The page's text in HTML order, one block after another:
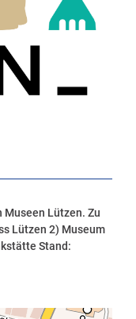
Lützen. Zu
Lützen 2) Museum
Stand: